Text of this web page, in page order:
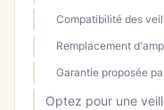
Compatibilité des
Remplacement
Garantie proposée
Optez pour une